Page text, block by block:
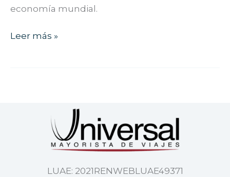
economía mundial.
Leer más »
LUAE: 2021RENWEBLUAE49371